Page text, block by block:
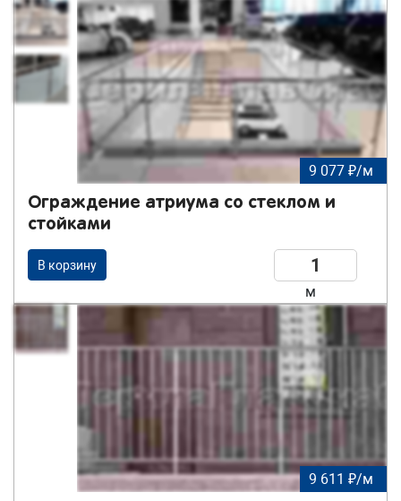
9 077 ₽/м
Ограждение атриума со стеклом и
стойками
В корзину
м
9 611 ₽/м